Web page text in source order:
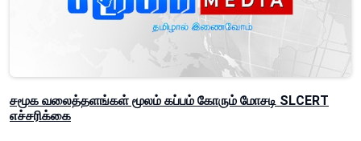
சமூக வலைத்தளங்கள் மூலம் கப்பம் கோரும் மோசடி SLCERT
எச்சரிக்கை